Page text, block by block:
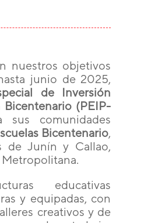
nuestros objetivos
junio de 2025,
de Inversión
Bicentenario (PEIP-
comunidades
Bicentenario,
de Junín y Callao,
Metropolitana.
educativas
y equipadas, con
creativos y de